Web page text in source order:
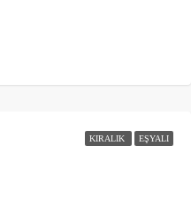
KIRALIK EŞYALI